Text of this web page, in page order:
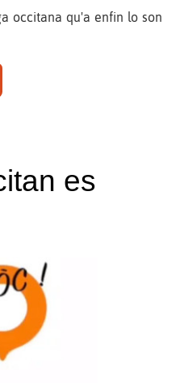
occitana qu'a enfin lo son
es